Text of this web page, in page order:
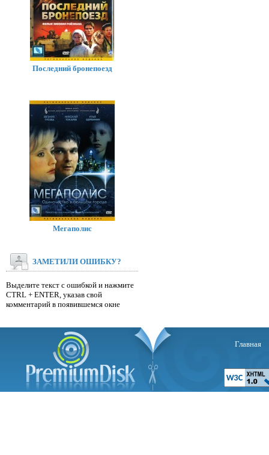
Последний бронепоезд
Мегаполис
ЗАМЕТИЛИ ОШИБКУ?
Выделите текст с ошибкой и нажмите
CTRL + ENTER, указав свой
комментарий в появившемся окне
Главная